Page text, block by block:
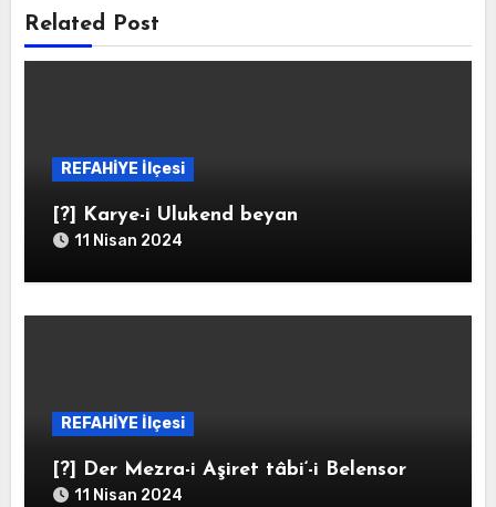
Related Post
REFAHİYE İlçesi
[?] Karye-i Ulukend beyan
11 Nisan 2024
REFAHİYE İlçesi
[?] Der Mezra-i Aşiret tâbi‘-i Belensor
11 Nisan 2024